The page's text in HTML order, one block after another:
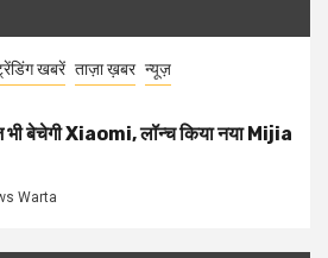
खबरें ताज़ा ख़बर न्यूज़
भी बेचेगी Xiaomi, लॉन्च किया नया Mijia
Warta